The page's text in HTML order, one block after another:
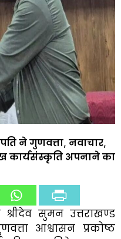
ने गुणवत्ता, नवाचार,
कार्यसंस्कृति अपनाने का
सुमन उत्तराखण्ड
आश्वासन प्रकोष्ठ